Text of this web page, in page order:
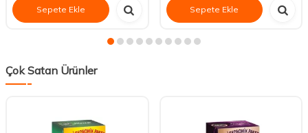
Sepete Ekle Sepete Ekle
Çok Satan Ürünler